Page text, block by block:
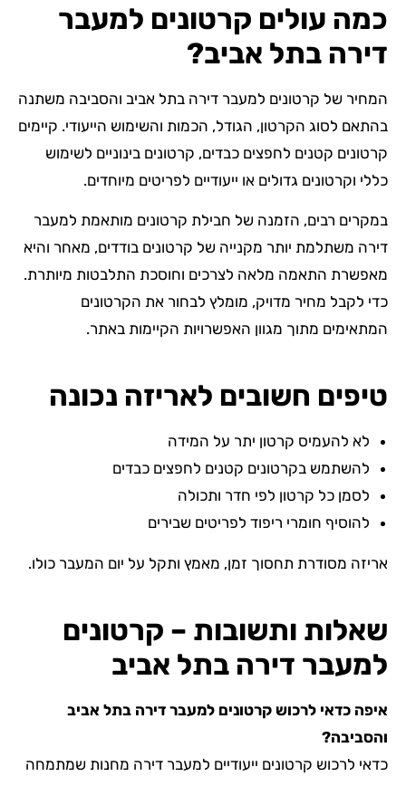
כמה עולים קרטונים למעבר
דירה בתל אביב?
המחיר של קרטונים למעבר דירה בתל אביב והסביבה משתנה
בהתאם לסוג הקרטון, הגודל, הכמות והשימוש הייעודי. קיימים
קרטונים קטנים לחפצים כבדים, קרטונים בינוניים לשימוש
כללי וקרטונים גדולים או ייעודיים לפריטים מיוחדים.
במקרים רבים, הזמנה של חבילת קרטונים מותאמת למעבר
דירה משתלמת יותר מקנייה של קרטונים בודדים, מאחר והיא
מאפשרת התאמה מלאה לצרכים וחוסכת התלבטות מיותרת.
כדי לקבל מחיר מדויק, מומלץ לבחור את הקרטונים
המתאימים מתוך מגוון האפשרויות הקיימות באתר.
טיפים חשובים לאריזה נכונה
לא להעמיס קרטון יתר על המידה
להשתמש בקרטונים קטנים לחפצים כבדים
לסמן כל קרטון לפי חדר ותכולה
להוסיף חומרי ריפוד לפריטים שבירים
אריזה מסודרת תחסוך זמן, מאמץ ותקל על יום המעבר כולו.
שאלות ותשובות – קרטונים
למעבר דירה בתל אביב
איפה כדאי לרכוש קרטונים למעבר דירה בתל אביב
והסביבה?
כדאי לרכוש קרטונים ייעודיים למעבר דירה מחנות שמתמחה